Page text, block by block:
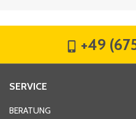
Hausnummer
+49
SERVICE
BERATUNG